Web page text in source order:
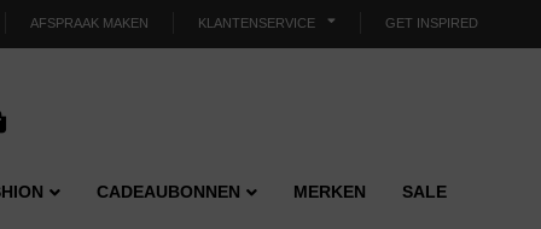
AFSPRAAK MAKEN KLANTENSERVICE GET INSPIRED
CADEAUBONNEN MERKEN SALE